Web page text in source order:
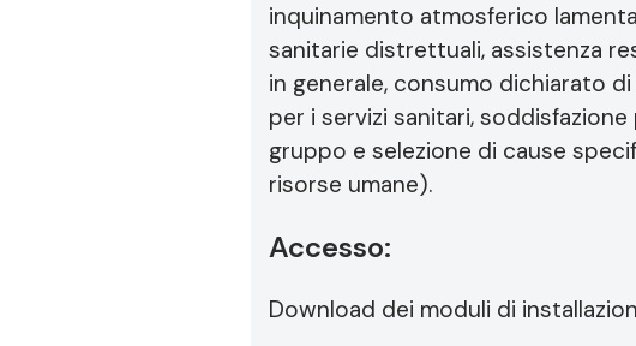
inquinamento atmosferico
sanitarie distrettuali, assistenza
in generale, consumo dichiarato
per i servizi sanitari,
gruppo e selezione di cause
risorse umane).
Accesso:
Download dei moduli di